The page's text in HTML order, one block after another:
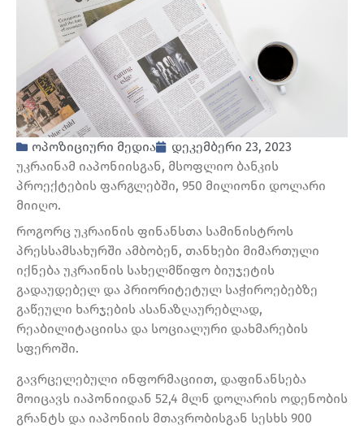
ოპოზიციური მედია
დეკემბერი 23, 2023
უკრაინამ იაპონიისგან, მსოფლიო ბანკის
პროექტების ფარგლებში, 950 მილიონი დოლარი
მიიღო.
როგორც უკრაინის ფინანსთა სამინისტროს
პრესსამსახურში ამბობენ, თანხები მიმართული
იქნება უკრაინის სახელმწიფო ბიუჯეტის
გადაუდებელ და პრიორიტეტულ საჭიროებებზე
გაწეული ხარჯების ასანაზღაურებლად,
რეაბილიტაციისა და სოციალური დახმარების
სფეროში.
გავრცელებული ინფორმაციით, დაფინანსება
მოიცავს იაპონიიდან 52,4 მლნ დოლარის ოდენობის
გრანტს და იაპონიის მთავრობისგან სესხს 900